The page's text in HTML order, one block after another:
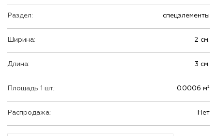
Раздел: спецэлементы
Ширина: 2 см.
Длина: 3 см.
Площадь 1 шт.: 0.0006 м²
Распродажа: Нет